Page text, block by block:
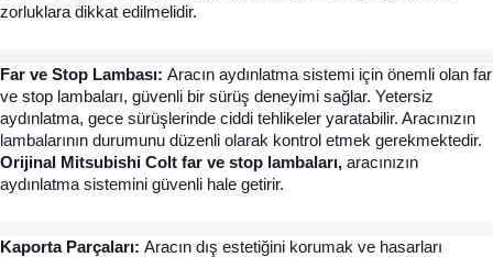
zorluklara dikkat edilmelidir.
Far ve Stop Lambası: Aracın aydınlatma sistemi için önemli olan far
ve stop lambaları, güvenli bir sürüş deneyimi sağlar. Yetersiz
aydınlatma, gece sürüşlerinde ciddi tehlikeler yaratabilir. Aracınızın
Orijinal Mitsubishi Colt far ve stop lambaları, aracınızın
aydınlatma sistemini güvenli hale getirir.
Kaporta Parçaları: Aracın dış estetiğini korumak ve hasarları